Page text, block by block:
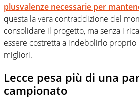
plusvalenze necessarie per
questa la vera contraddizione del
consolidare il progetto, ma senza i
essere costretta a indebolirlo proprio
migliori.
Lecce pesa più di una
campionato